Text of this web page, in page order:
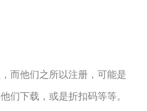
而他们之所以注册，可能是
们下载，或是折扣码等等。